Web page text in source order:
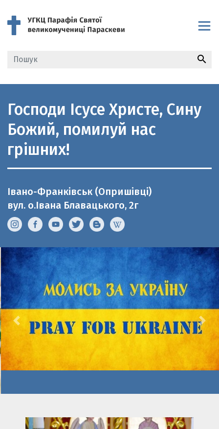
search
Господи Ісусе Христе, Сину
Божий, помилуй нас
грішних!
Івано-Франківськ (Опришівці)
вул. о.Івана Блавацького, 2г
Previous